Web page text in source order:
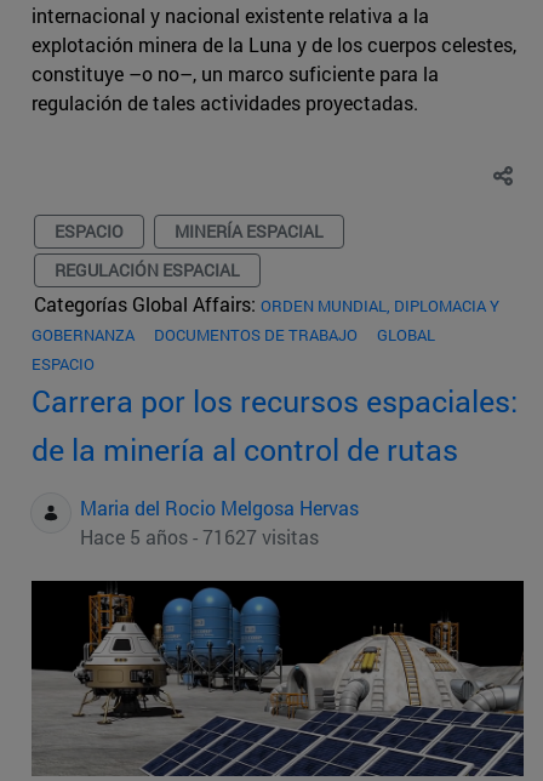
internacional y nacional existente relativa a la
explotación minera de la Luna y de los cuerpos celestes,
constituye –o no–, un marco suficiente para la
regulación de tales actividades proyectadas.
ESPACIO
MINERÍA ESPACIAL
REGULACIÓN ESPACIAL
Categorías Global Affairs: ORDEN MUNDIAL, DIPLOMACIA Y
GOBERNANZA
DOCUMENTOS DE TRABAJO
GLOBAL
ESPACIO
Carrera por los recursos espaciales:
de la minería al control de rutas
Maria del Rocio Melgosa Hervas
Hace 5 años - 71627 visitas